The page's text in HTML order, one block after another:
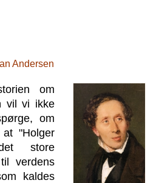
Andersen
om
vil vi ikke
om
"Holger
store
verdens
kaldes